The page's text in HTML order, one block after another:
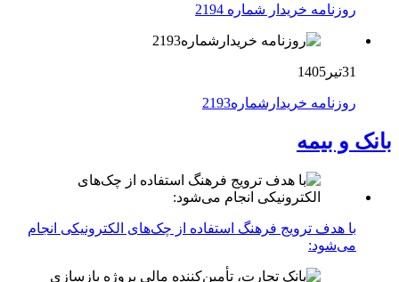
روزنامه خریدار شماره 2194
31تیر1405
روزنامه خریدارشماره2193
بانک و بیمه
با هدف ترویج فرهنگ استفاده از چک‌های الکترونیکی انجام
می‌شود: